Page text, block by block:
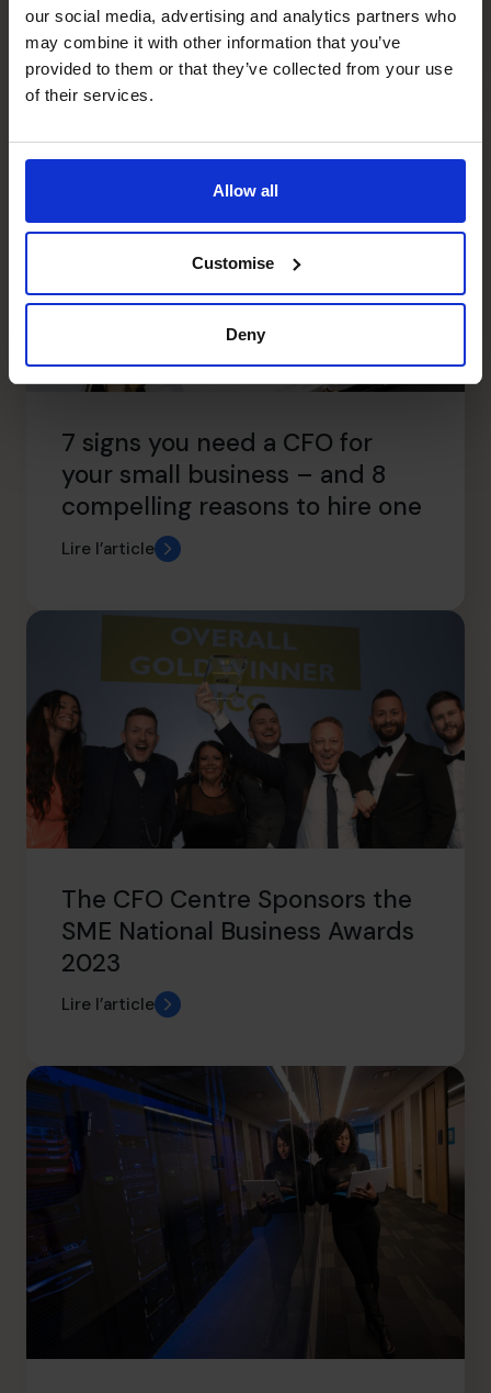
our social media, advertising and analytics partners who
may combine it with other information that you’ve
provided to them or that they’ve collected from your use
of their services.
Allow all
Customise
Deny
7 signs you need a CFO for
your small business – and 8
compelling reasons to hire one
Lire l’article
The CFO Centre Sponsors the
SME National Business Awards
2023
Lire l’article